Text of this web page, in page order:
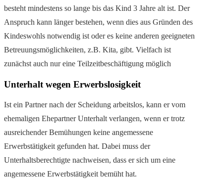
besteht mindestens so lange bis das Kind 3 Jahre alt ist. Der
Anspruch kann länger bestehen, wenn dies aus Gründen des
Kindeswohls notwendig ist oder es keine anderen geeigneten
Betreuungsmöglichkeiten, z.B. Kita, gibt. Vielfach ist
zunächst auch nur eine Teilzeitbeschäftigung möglich
Unterhalt wegen Erwerbslosigkeit
Ist ein Partner nach der Scheidung arbeitslos, kann er vom
ehemaligen Ehepartner Unterhalt verlangen, wenn er trotz
ausreichender Bemühungen keine angemessene
Erwerbstätigkeit gefunden hat. Dabei muss der
Unterhaltsberechtigte nachweisen, dass er sich um eine
angemessene Erwerbstätigkeit bemüht hat.